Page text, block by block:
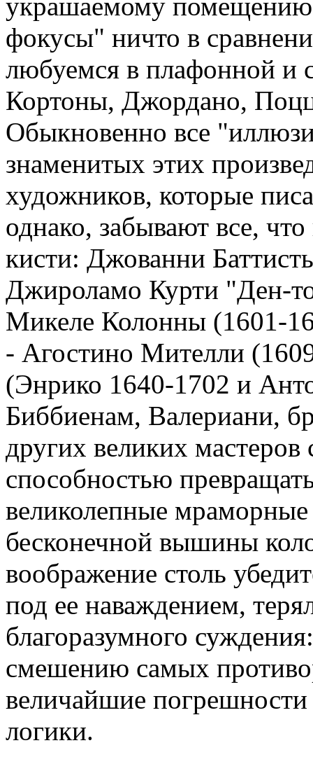
фокусы" ничто в
любуемся в плафонной и
Кортоны, Джордано,
Обыкновенно все
знаменитых этих
художников, которые
однако, забывают все,
кисти: Джованни
Джироламо Курти "Ден-
Микеле Колонны (1601-
- Агостино Мителли
(Энрико 1640-1702 и
Биббиенам, Валериани,
других великих
способностью
великолепные мраморные
бесконечной вышины
воображение столь
под ее наваждением,
благоразумного
смешению самых
величайшие
логики.